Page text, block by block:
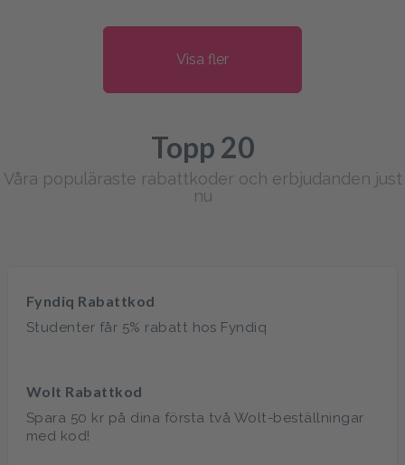
Visa fler
Topp 20
Våra populäraste rabattkoder och erbjudanden just
nu
Fyndiq Rabattkod
Studenter får 5% rabatt hos Fyndiq
Wolt Rabattkod
Spara 50 kr på dina första två Wolt-beställningar
med kod!